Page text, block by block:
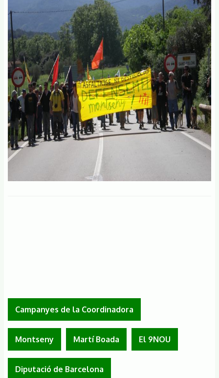
Campanyes de la Coordinadora
Montseny Martí Boada El 9NOU
Diputació de Barcelona